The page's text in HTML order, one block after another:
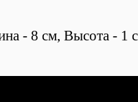
- 8 см, Высота - 1